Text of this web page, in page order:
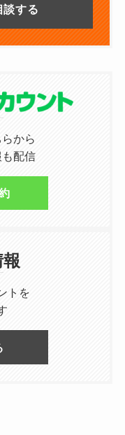
する
から
配信
トを